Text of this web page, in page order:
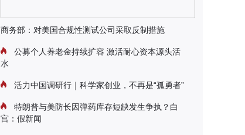
商务部：对美国合规性测试公司采取反制措施
公募个人养老金持续扩容 激活耐心资本源头活
水
活力中国调研行｜科学家创业，不再是“孤勇者”
特朗普与美防长因弹药库存短缺发生争执？白
宫：假新闻